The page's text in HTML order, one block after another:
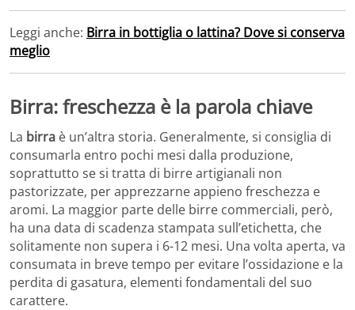
Leggi anche: Birra in bottiglia o lattina? Dove si conserva
meglio
Birra: freschezza è la parola chiave
La birra è un’altra storia. Generalmente, si consiglia di
consumarla entro pochi mesi dalla produzione,
soprattutto se si tratta di birre artigianali non
pastorizzate, per apprezzarne appieno freschezza e
aromi. La maggior parte delle birre commerciali, però,
ha una data di scadenza stampata sull’etichetta, che
solitamente non supera i 6-12 mesi. Una volta aperta, va
consumata in breve tempo per evitare l’ossidazione e la
perdita di gasatura, elementi fondamentali del suo
carattere.